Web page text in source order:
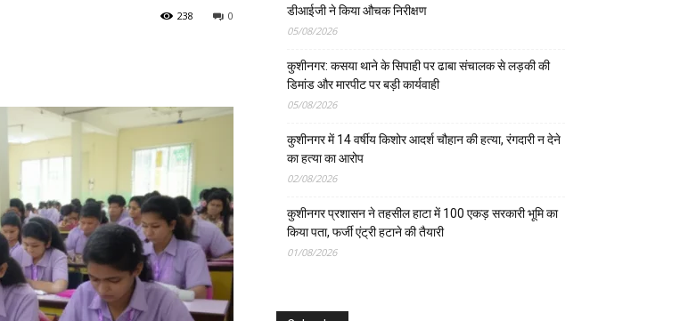
0
238
डीआईजी ने किया औचक निरीक्षण
05/08/2026
कुशीनगर: कसया थाने के सिपाही पर ढाबा संचालक से लड़की की
डिमांड और मारपीट पर बड़ी कार्यवाही
05/08/2026
कुशीनगर में 14 वर्षीय किशोर आदर्श चौहान की हत्या, रंगदारी न देने
का हत्या का आरोप
02/08/2026
कुशीनगर प्रशासन ने तहसील हाटा में 100 एकड़ सरकारी भूमि का
किया पता, फर्जी एंट्री हटाने की तैयारी
01/08/2026